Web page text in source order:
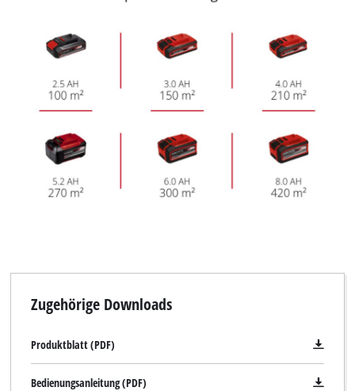
Zugehörige Downloads
Produktblatt (PDF)
Bedienungsanleitung (PDF)